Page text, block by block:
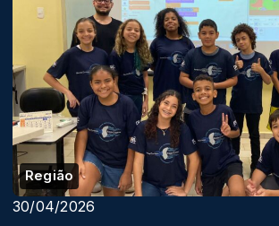
Região
30/04/2026